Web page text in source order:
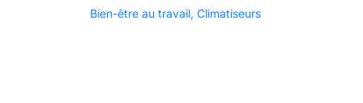
Bien-être au travail, Climatiseurs